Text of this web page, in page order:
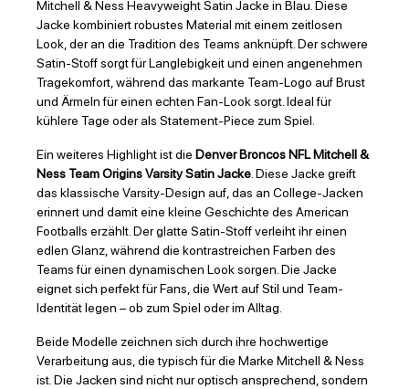
Mitchell & Ness Heavyweight Satin Jacke in Blau. Diese
Jacke kombiniert robustes Material mit einem zeitlosen
Look, der an die Tradition des Teams anknüpft. Der schwere
Satin-Stoff sorgt für Langlebigkeit und einen angenehmen
Tragekomfort, während das markante Team-Logo auf Brust
und Ärmeln für einen echten Fan-Look sorgt. Ideal für
kühlere Tage oder als Statement-Piece zum Spiel.
Ein weiteres Highlight ist die Denver Broncos NFL Mitchell &
Ness Team Origins Varsity Satin Jacke. Diese Jacke greift
das klassische Varsity-Design auf, das an College-Jacken
erinnert und damit eine kleine Geschichte des American
Footballs erzählt. Der glatte Satin-Stoff verleiht ihr einen
edlen Glanz, während die kontrastreichen Farben des
Teams für einen dynamischen Look sorgen. Die Jacke
eignet sich perfekt für Fans, die Wert auf Stil und Team-
Identität legen – ob zum Spiel oder im Alltag.
Beide Modelle zeichnen sich durch ihre hochwertige
Verarbeitung aus, die typisch für die Marke Mitchell & Ness
ist. Die Jacken sind nicht nur optisch ansprechend, sondern